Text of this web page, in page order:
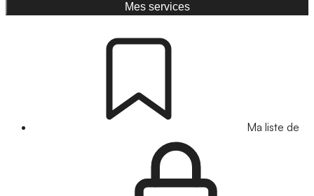
Mes services
Ma liste de